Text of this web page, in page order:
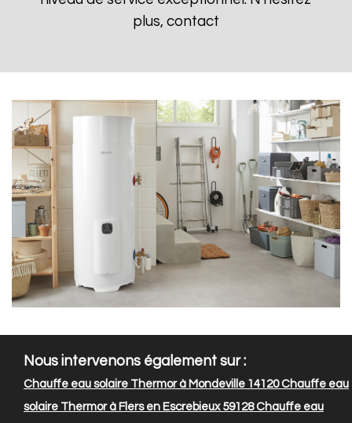
plus, contact
Nous intervenons également sur :
Chauffe eau solaire Thermor à Mondeville 14120Chauffe eau
solaire Thermor à Flers en Escrebieux 59128Chauffe eau